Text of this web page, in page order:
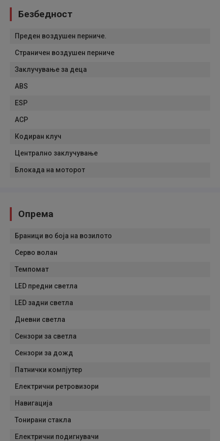
Безбедност
Преден воздушен перниче.
Страничен воздушен перниче
Заклучување за деца
ABS
ESP
АСР
Кодиран клуч
Централно заклучување
Блокада на моторот
Опрема
Браници во боја на возилото
Серво волан
Темпомат
LED предни светла
LED задни светла
Дневни светла
Сензори за светла
Сензори за дожд
Патнички компјутер
Електрични ретровизори
Навигација
Тонирани стакла
Електрични подигнувачи